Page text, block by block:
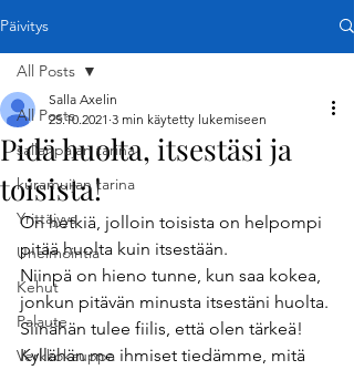
Päivitys
All Posts
sallanpajan tarina
kuramuijan tarina
Yrittäjyys
Unelmointia
Kehut
Palaute
Verkkokauppa
All Posts
Pidä huolta, itsestäsi ja
toisista!
Salla Axelin
25.10.2021 3 min käytetty lukemiseen
On hetkiä, jolloin toisista on helpompi
pitää huolta kuin itsestään.
Niinpä on hieno tunne, kun saa kokea,
jonkun pitävän minusta itsestäni huolta.
Siinähän tulee fiilis, että olen tärkeä!
Kyllähän me ihmiset tiedämme, mitä